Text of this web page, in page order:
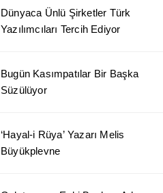
Dünyaca Ünlü Şirketler Türk
Yazılımcıları Tercih Ediyor
Bugün Kasımpatılar Bir Başka
Süzülüyor
‘Hayal-i Rüya’ Yazarı Melis
Büyükplevne